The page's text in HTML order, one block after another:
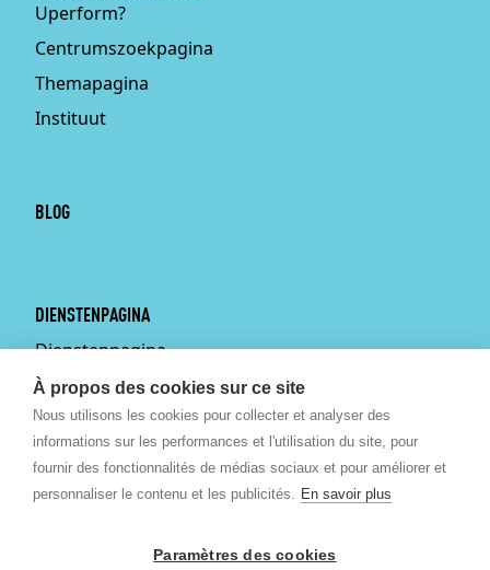
À propos des cookies sur ce site
Nous utilisons les cookies pour collecter et analyser des
informations sur les performances et l'utilisation du site, pour
fournir des fonctionnalités de médias sociaux et pour améliorer et
personnaliser le contenu et les publicités. En savoir plus
Paramètres des cookies
Uperform?
Centrumszoekpagina
Themapagina
Instituut
BLOG
DIENSTENPAGINA
Dienstenpagina
Persoonlijke training aan
huis
Bekkenbodemtherapie